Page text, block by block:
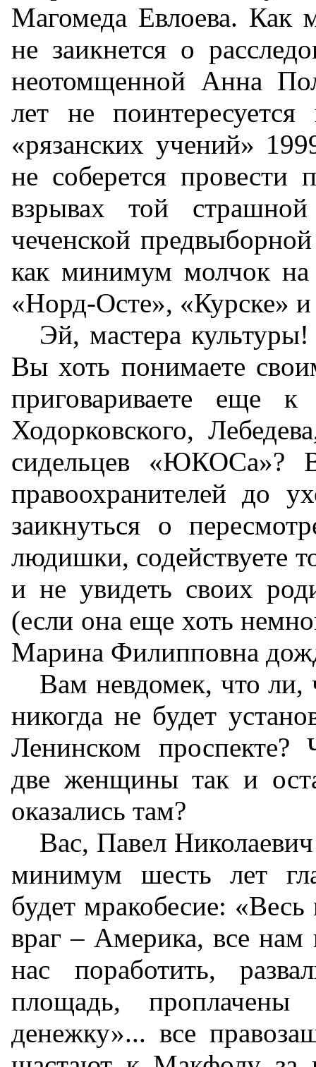
Магомеда Евлоева. Как
не заикнется о
неотомщенной Анна
лет не
«рязанских учений»
не соберется провести
взрывах той
чеченской
как минимум молчок
«Норд-Осте», «Курске» и
Эй, мастера
Вы хоть понимаете
приговариваете еще
Ходорковского,
сидельцев «ЮКОСа»?
правоохранителей до
заикнуться о
людишки, содействуете
и не увидеть своих
(если она еще хоть
Марина Филипповна
Вам невдомек, что ли,
никогда не будет
Ленинском
две женщины так и
оказались там?
Вас, Павел
минимум шесть лет
будет мракобесие:
враг – Америка, все нам
нас поработить,
площадь,
денежку»... все